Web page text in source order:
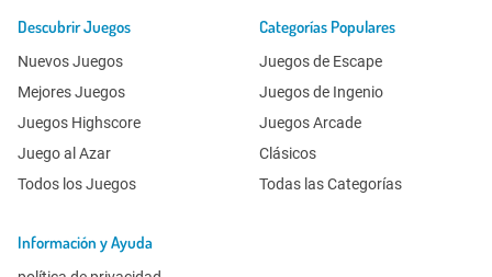
Descubrir Juegos
Nuevos Juegos
Mejores Juegos
Juegos Highscore
Juego al Azar
Todos los Juegos
Categorías Populares
Juegos de Escape
Juegos de Ingenio
Juegos Arcade
Clásicos
Todas las Categorías
Información y Ayuda